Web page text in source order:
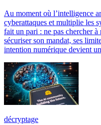
Au moment où l’intelligence
cyberattaques et multiplie les
fait un pari : ne pas chercher
sécuriser son mandat, ses
intention numérique devient
décryptage